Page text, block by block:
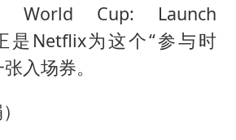
Cup: Launch
是Netflix为这个“参与时
入场券。